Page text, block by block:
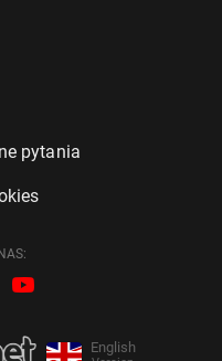
pytania
English